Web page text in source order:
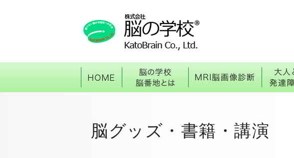
HOME 脳の学校・脳番地とは
MRI脳
脳グッズ・ 書籍・講演